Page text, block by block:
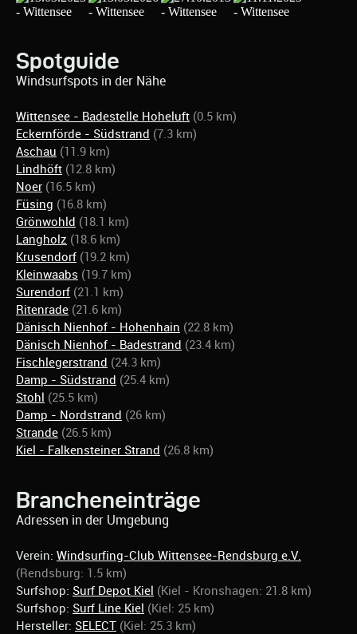
Spotguide
Windsurfspots in der Nähe
Wittensee - Badestelle Hoheluft (0.5 km)
Eckernförde - Südstrand (7.3 km)
Aschau (11.9 km)
Lindhöft (12.8 km)
Noer (16.5 km)
Füsing (16.8 km)
Grönwohld (18.1 km)
Langholz (18.6 km)
Krusendorf (19.2 km)
Kleinwaabs (19.7 km)
Surendorf (21.1 km)
Ritenrade (21.6 km)
Dänisch Nienhof - Hohenhain (22.8 km)
Dänisch Nienhof - Badestrand (23.4 km)
Fischlegerstrand (24.3 km)
Damp - Südstrand (25.4 km)
Stohl (25.5 km)
Damp - Nordstrand (26 km)
Strande (26.5 km)
Kiel - Falkensteiner Strand (26.8 km)
Brancheneinträge
Adressen in der Umgebung
Verein: Windsurfing-Club Wittensee-Rendsburg e.V.
(Rendsburg: 1.5 km)
Surfshop: Surf Depot Kiel (Kiel - Kronshagen: 21.8 km)
Surfshop: Surf Line Kiel (Kiel: 25 km)
Hersteller: SELECT (Kiel: 25.3 km)